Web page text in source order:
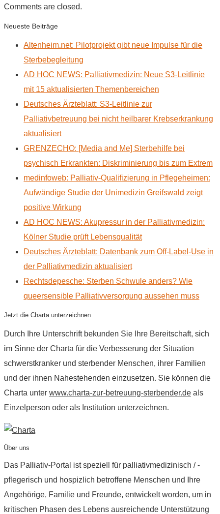
Comments are closed.
Neueste Beiträge
Altenheim.net: Pilotprojekt gibt neue Impulse für die
Sterbebegleitung
AD HOC NEWS: Palliativmedizin: Neue S3-Leitlinie
mit 15 aktualisierten Themenbereichen
Deutsches Ärzteblatt: S3-Leitlinie zur
Palliativbetreuung bei nicht heilbarer Krebserkrankung
aktualisiert
GRENZECHO: [Media and Me] Sterbehilfe bei
psychisch Erkrankten: Diskriminierung bis zum Extrem
medinfoweb: Palliativ-Qualifizierung in Pflegeheimen:
Aufwändige Studie der Unimedizin Greifswald zeigt
positive Wirkung
AD HOC NEWS: Akupressur in der Palliativmedizin:
Kölner Studie prüft Lebensqualität
Deutsches Ärzteblatt: Datenbank zum Off-Label-Use in
der Palliativmedizin aktualisiert
Rechtsdepesche: Sterben Schwule anders? Wie
queersensible Palliativversorgung aussehen muss
Jetzt die Charta unterzeichnen
Durch Ihre Unterschrift bekunden Sie Ihre Bereitschaft, sich
im Sinne der Charta für die Verbesserung der Situation
schwerstkranker und sterbender Menschen, ihrer Familien
und der ihnen Nahestehenden einzusetzen. Sie können die
Charta unter www.charta-zur-betreuung-sterbender.de als
Einzelperson oder als Institution unterzeichnen.
Über uns
Das Palliativ-Portal ist speziell für palliativmedizinisch / -
pflegerisch und hospizlich betroffene Menschen und Ihre
Angehörige, Familie und Freunde, entwickelt worden, um in
kritischen Phasen des Lebens ausreichende Unterstützung